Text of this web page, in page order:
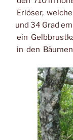
Erlöser,
und 34 Grad
ein
in den